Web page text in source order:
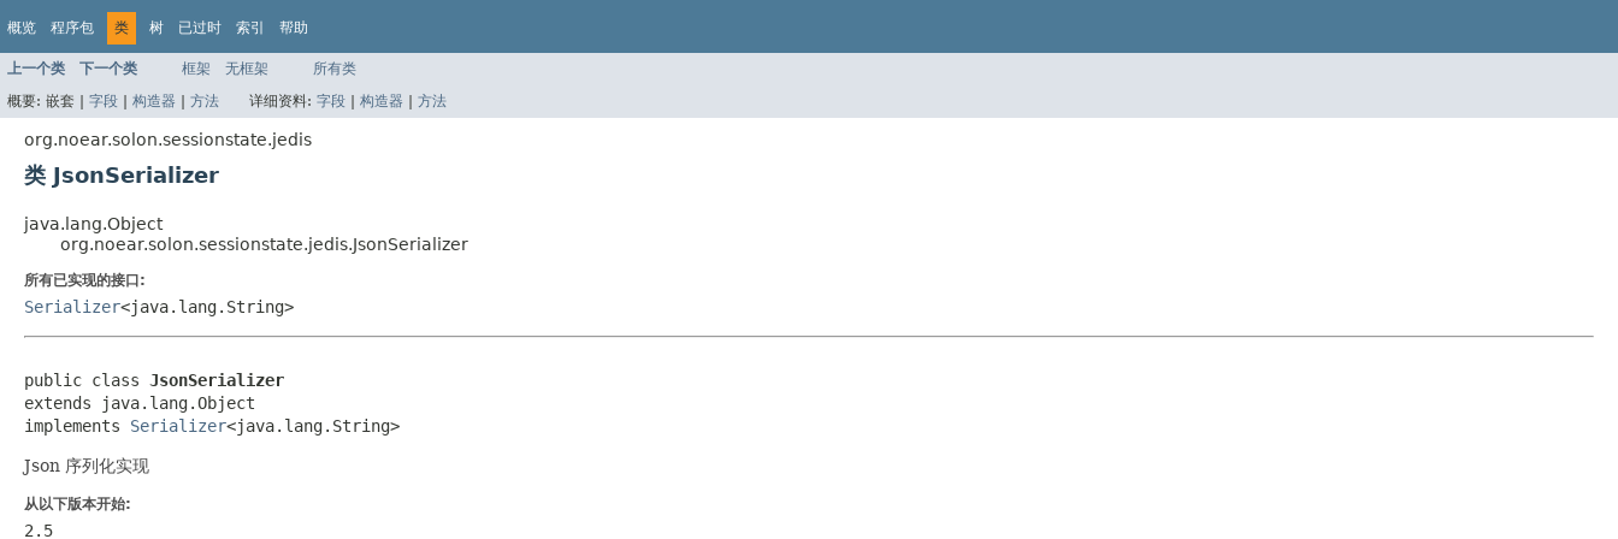
概览 程序包 类 树 已过时 索引 帮助
上一个类 下一个类 框架 无框架
所有类
概要: 嵌套 | 字段 | 构造器 | 方法 详细资料: 字段 | 构造器 | 方法
org.noear.solon.sessionstate.jedis
类 JsonSerializer
java.lang.Object
org.noear.solon.sessionstate.jedis.JsonSerializer
所有已实现的接口:
Serializer<java.lang.String>
public class JsonSerializer
extends java.lang.Object
implements Serializer<java.lang.String>
Json 序列化实现
从以下版本开始:
2.5